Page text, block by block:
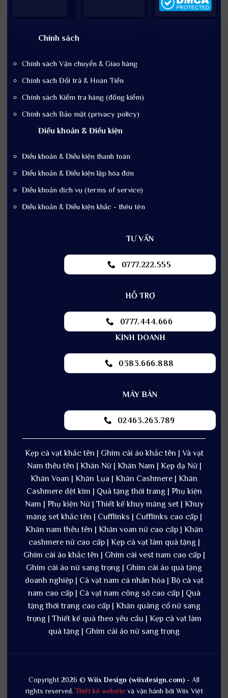
Chính sách
Chính sách Vận chuyển & Giao hàng
Chính sách Đổi trả & Hoàn Tiền
Chính sách Kiểm tra hàng (đồng kiểm)
Chính sách Bảo mật (privacy policy)
Điều khoản & Điều kiện
Điều khoản & Điều kiện thanh toán
Điểu khoản & Điều kiện lập hóa đơn
Điều khoản dịch vụ (terms of service)
Điều khoản & Điều kiện khắc - thêu tên
TƯ VẤN
0777.222.555
HỖ TRỢ
0777.444.666
KINH DOANH
0383.666.888
MÁY BÀN
02463.263.789
Kẹp cà vạt khắc tên | Ghim cài áo khắc tên | Và vạt
Nam thêu tên | Khăn Nữ | Khăn Nam | Kẹp dạ Nữ |
Khăn Voan | Khăn Lụa | Khăn Cashmere | Khăn
Cashmere dệt kim | Quà tặng thời trang | Phụ kiện
Nam | Phụ kiện Nữ | Thiết kế khuy măng set | Khuy
măng set khắc tên | Cufflinks | Cufflinks cao cấp |
Khăn nam thêu tên | Khăn voan nữ cao cấp | Khăn
cashmere nữ cao cấp | Kẹp cà vạt làm quà tặng |
Ghim cài áo khắc tên | Ghim cài vest nam cao cấp |
Ghim cài áo nữ sang trọng | Ghim cài áo quà tặng
doanh nghiệp | Cà vạt nam cá nhân hóa | Bộ cà vạt
nam cao cấp | Cà vạt nam công sở cao cấp | Quà
tặng thời trang cao cấp | Khăn quàng cổ nữ sang
trọng | Thiết kế quà theo yêu cầu | Kẹp cà vạt làm
quà tặng | Ghim cài áo nữ sang trọng
Copyright 2026 ©Wiix Design (wiixdesign.com) - All
rights reserved. Thiết kế website và vận hành bởi Wiix Việt